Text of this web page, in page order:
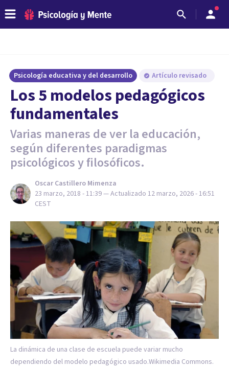
Psicología educativa y del desarrollo Artículo revisado
Los 5 modelos pedagógicos
fundamentales
Varias maneras de ver la educación,
según diferentes paradigmas
psicológicos y filosóficos.
Oscar Castillero Mimenza
23 marzo, 2018 - 11:39— Actualizado 12 marzo, 2026 - 16:51
CEST
La dinámica de una clase de escuela puede variar mucho
dependiendo del modelo pedagógico usado.Wikimedia Commons.